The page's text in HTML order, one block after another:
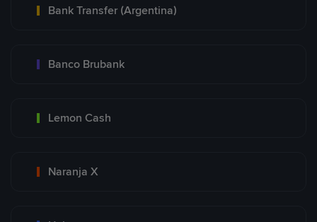
Bank Transfer (Argentina)
Banco Brubank
Lemon Cash
Naranja X